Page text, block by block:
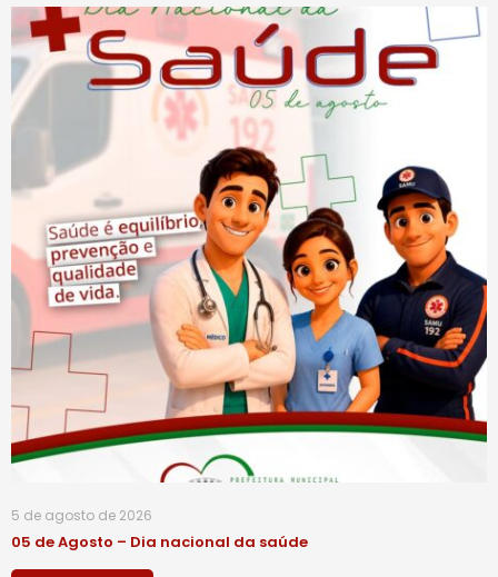
5 de agosto de 2026
05 de Agosto – Dia nacional da saúde